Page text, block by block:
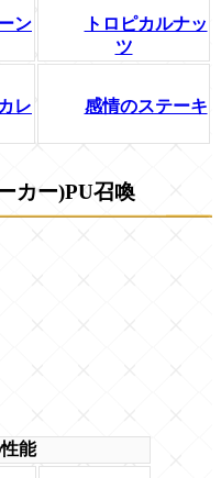
ン
トロピカルナッ
ツ
レ
感情のステーキ
カー)PU召喚
能